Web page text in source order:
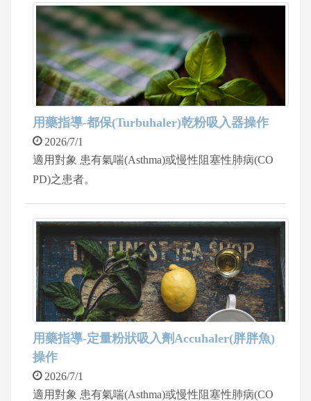
用藥指導-都保(Turbuhaler)乾粉吸入器操作
2026/7/1
適用對象 患有氣喘(Asthma)或慢性阻塞性肺病(CO
PD)之患者。
用藥指導-定量粉狀吸入劑Accuhaler(胖胖魚)
操作
2026/7/1
適用對象 患有氣喘(Asthma)或慢性阻塞性肺病(CO